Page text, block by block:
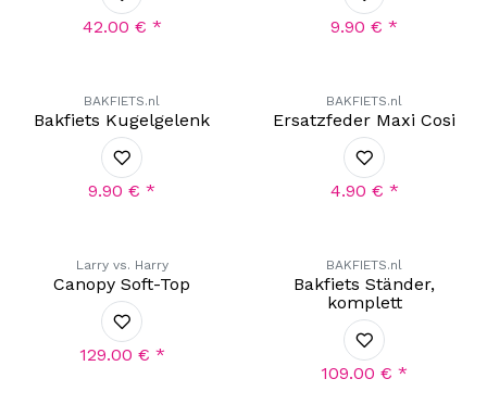
42.00 € * 9.90 € *
BAKFIETS.nl
Bakfiets Kugelgelenk
9.90 € *
BAKFIETS.nl
Ersatzfeder Maxi Cosi
4.90 € *
Larry vs. Harry
Canopy Soft-Top
129.00 € *
BAKFIETS.nl
Bakfiets Ständer,
komplett
109.00 € *